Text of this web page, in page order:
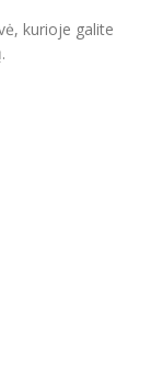
kurioje galite